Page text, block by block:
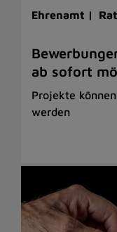
Ehrenamt |
ab sofort
Projekte
werden